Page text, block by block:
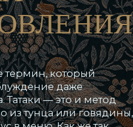
который
даже
— это и метод
или говядины,
Как же так
столько разных
разберемся
этого японского